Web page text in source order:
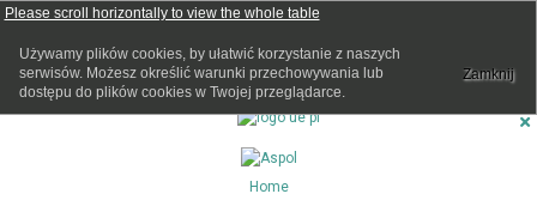
Home
Używamy plików cookies, by ułatwić korzystanie z naszych
serwisów. Możesz określić warunki przechowywania lub
dostępu do plików cookies w Twojej przeglądarce.
Zamknij